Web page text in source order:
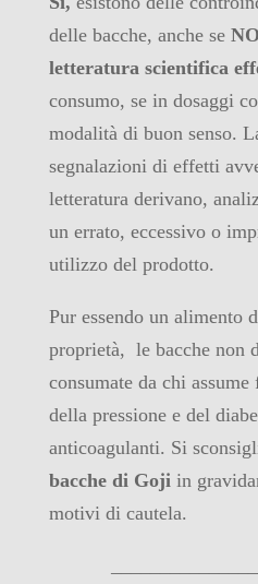
delle bacche, anche se
letteratura scientifica
consumo, se in dosaggi
modalità di buon senso.
segnalazioni di effetti
letteratura derivano,
un errato, eccessivo o
utilizzo del prodotto.
Pur essendo un alimento
proprietà, le bacche non
consumate da chi
della pressione e del
anticoagulanti. Si
bacche di Goji in
motivi di cautela.